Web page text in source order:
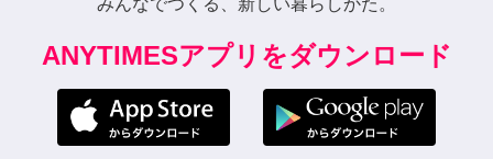
ANYTIMESアプリをダウンロード